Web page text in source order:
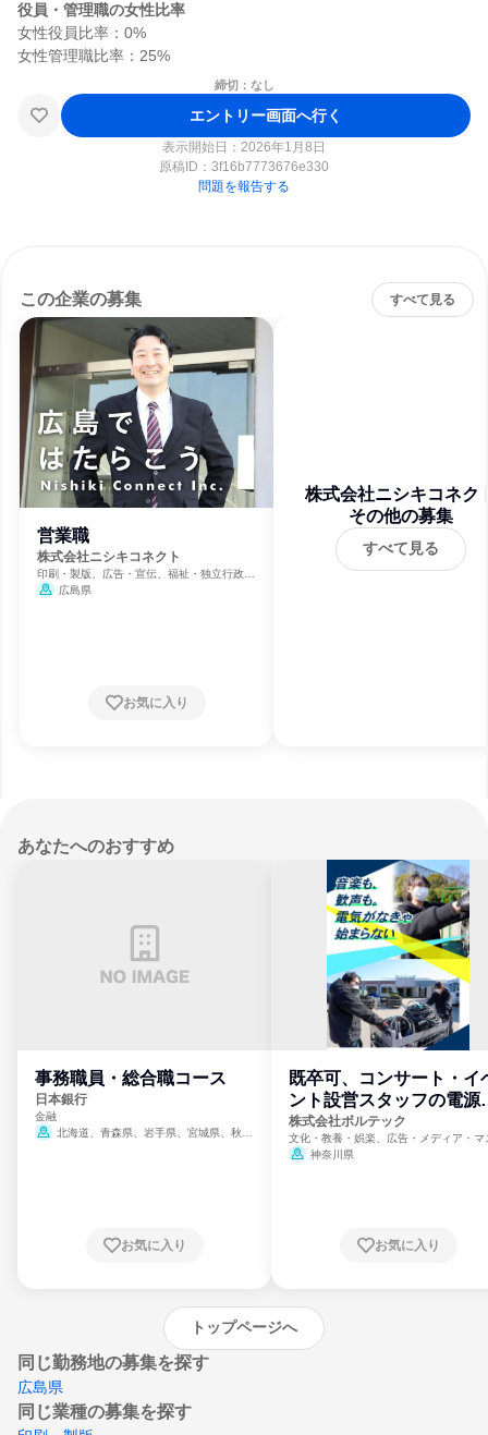
役員・管理職の女性比率
女性役員比率：0%
締切：なし
エントリー画面へ行く
表示開始日：2026年1月8日
原稿ID： 3f16b7773676e330
問題を報告する
この企業の募集 すべて見る
営業職
株式会社ニシキコネクト
印刷・製版、広告・宣伝、福祉・独立行政法
人・NGO・NPO
広島県
お気に入り
株式会社ニシキコネク
その他の募集
すべて見る
あなたへのおすすめ
事務職員・総合職コース
日本銀行
金融
北海道、青森県、岩手県、宮城県、秋田
崎県、熊本県、大分県、宮崎県、鹿児島県、
お気に入り
既卒可、コンサート・イ
ント設営スタッフの電源
門
株式会社ボルテック
文化・教養・娯楽、広告・メディア・マ
ミ、電力・ガス・水道・エネルギー
神奈川県
お気に入り
トップページへ
同じ勤務地の募集を探す
広島県
同じ業種の募集を探す